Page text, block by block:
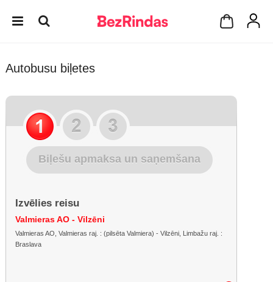
Autobusu biļetes
Biļešu apmaksa un saņemšana
Izvēlies reisu
Valmieras AO - Vilzēni
Valmieras AO, Valmieras raj. : (pilsēta Valmiera) - Vilzēni, Limbažu raj. :
Braslava